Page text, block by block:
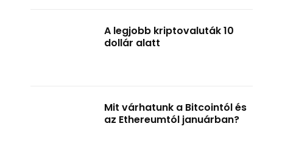
A legjobb kriptovaluták 10
dollár alatt
Mit várhatunk a Bitcointól és
az Ethereumtól januárban?